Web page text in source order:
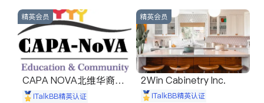
建筑合同、刑事案件全包办
信托/遗嘱
商业
索赔
律师-其它 保释
精英会员
CAPA NOVA北维华裔家
长会iTalkBB精英认证
精英会员
2Win Cabinetry Inc.
iTalkBB精英认证